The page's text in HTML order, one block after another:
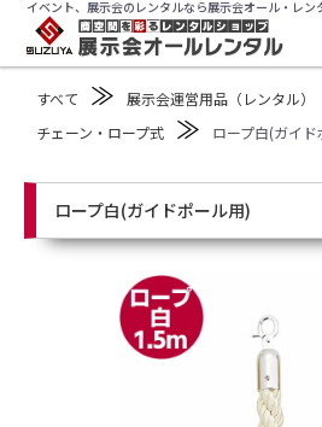
イベント、展示会のレンタルなら展示会オール・レン
すべて ≫ 展示会運営用品（レンタル）
チェーン・ロープ式 ≫ ロープ白(ガイド
ロープ白(ガイドポール用)